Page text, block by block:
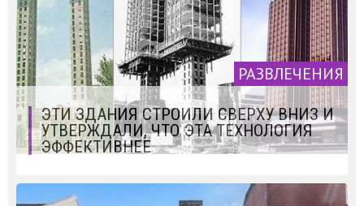
РАЗВЛЕЧЕНИЯ
ЭТИ ЗДАНИЯ СТРОИЛИ СВЕРХУ ВНИЗ И
УТВЕРЖДАЛИ, ЧТО ЭТА ТЕХНОЛОГИЯ
ЭФФЕКТИВНЕЕ